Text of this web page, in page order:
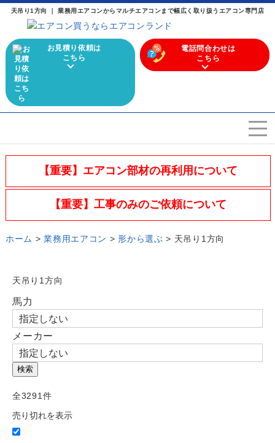
天吊り1方向 ｜ 業務用エアコンからマルチエアコンまで幅広く取り扱うエアコン専門店
お見積り依頼は
こちら
電話問合わせは
こちら
エアコンを選ぶ
Airconditioner search
店舗案内
施工実績
Call a store
お見積り依頼はこちら
【重要】エアコン部材の再利用について
【重要】工事のみのご依頼について
ホーム >業務用エアコン >形から選ぶ > 天吊り1方向
天吊り1方向
馬力
メーカー
検索
全3291件
売り切れを表示